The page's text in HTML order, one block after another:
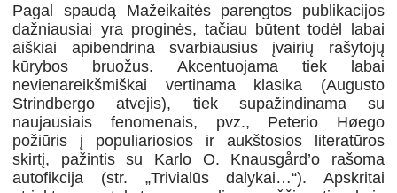
Pagal spaudą Mažeikaitės parengtos publikacijos
dažniausiai yra proginės, tačiau būtent todėl labai
aiškiai apibendrina svarbiausius įvairių rašytojų
kūrybos bruožus. Akcentuojama tiek labai
nevienareikšmiškai vertinama klasika (Augusto
Strindbergo atvejis), tiek supažindinama su
naujausiais fenomenais, pvz., Peterio Høego
požiūris į populiariosios ir aukštosios literatūros
skirtį, pažintis su
Karlo O. Knausgård’o rašoma
autofikcija (str. „Trivialūs dalykai…“). Apskritai